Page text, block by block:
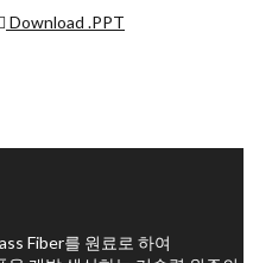
Download .PPT
Fiber를 원료로 하여